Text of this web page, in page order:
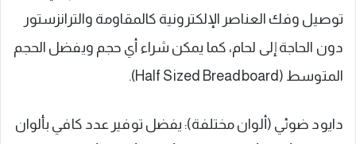
توصيل وفك العناصر الإلكترونية كالمقاومة والترانزستور
دون الحاجة إلى لحام، كما يمكن شراء أي حجم ويفضل الحجم
المتوسط (Half Sized Breadboard).
دايود ضوئي (ألوان مختلفة): يفضل توفير عدد كافي بألوان